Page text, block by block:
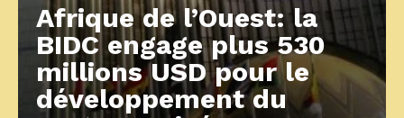
Afrique de l’Ouest: la
BIDC engage plus 530
millions USD pour le
développement du